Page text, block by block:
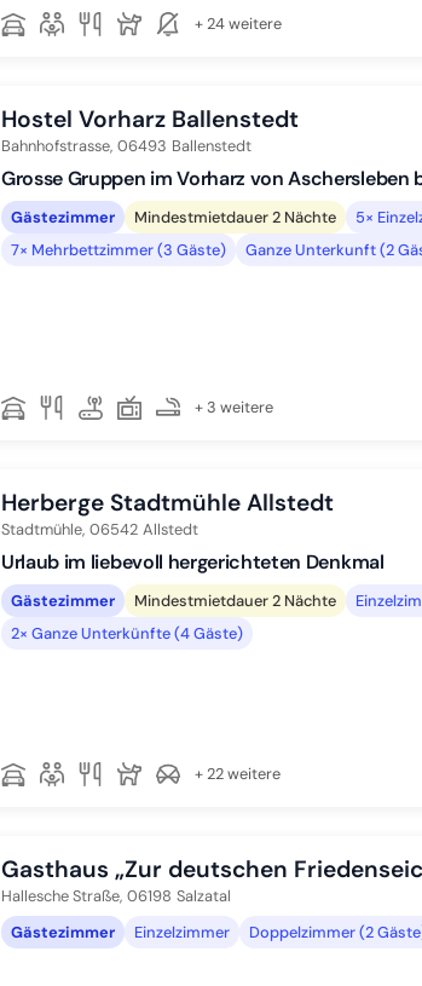
+ 24 weitere
Hostel Vorharz Ballenstedt
Bahnhofstrasse, 06493 Ballenstedt
Grosse Gruppen im Vorharz von Aschersleben
Gästezimmer Mindestmietdauer 2 Nächte 5×
7× Mehrbettzimmer (3 Gäste)
Ganze Unterkunft (2
+ 3 weitere
Herberge Stadtmühle Allstedt
Stadtmühle, 06542 Allstedt
Urlaub im liebevoll hergerichteten Denkmal
Gästezimmer Mindestmietdauer 2 Nächte
2× Ganze Unterkünfte (4 Gäste)
+ 22 weitere
Gasthaus „Zur deutschen
Hallesche Straße, 06198 Salzatal
Gästezimmer
Einzelzimmer Doppelzimmer (2